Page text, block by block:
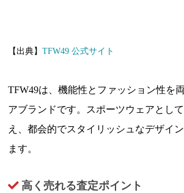
【出典】TFW49 公式サイト
TFW49は、機能性とファッション性を
アブランドです。スポーツウェアとし
え、都会的でスタイリッシュなデザイ
ます。
高く売れる査定ポイント